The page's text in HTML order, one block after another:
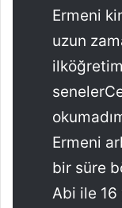
Ermeni
uzun
Ermeni
bir süre
Abi ile 16